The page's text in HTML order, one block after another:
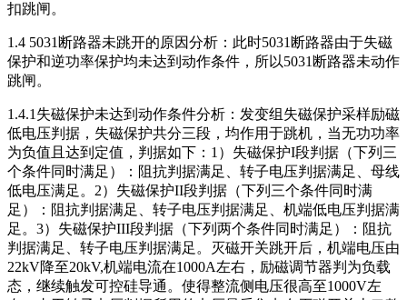
扣跳闸。
1.4 5031断路器未跳开的原因分析：此时5031断路器由于失磁
保护和逆功率保护均未达到动作条件，所以5031断路器未动作
跳闸。
1.4.1失磁保护未达到动作条件分析：发变组失磁保护采样励磁
低电压判据，失磁保护共分三段，均作用于跳机，当无功功率
为负值且达到定值，判据如下：1）失磁保护I段判据（下列三
个条件同时满足）：阻抗判据满足、转子电压判据满足、母线
低电压满足。2）失磁保护II段判据（下列三个条件同时满
足）：阻抗判据满足、转子电压判据满足、机端低电压判据满
足。3）失磁保护III段判据（下列两个条件同时满足）：阻抗
判据满足、转子电压判据满足。灭磁开关跳开后，机端电压由
22kV降至20kV,机端电流在1000A左右，励磁调节器判为负载
态，继续触发可控硅导通。使得整流侧电压很高至1000V左